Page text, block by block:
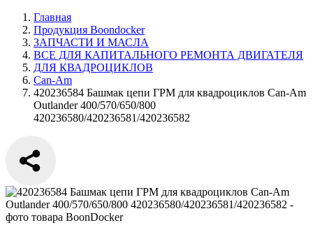
Главная
Продукция Boondocker
ЗАПЧАСТИ И МАСЛА
ВСЕ ДЛЯ КАПИТАЛЬНОГО РЕМОНТА ДВИГАТЕЛЯ
ДЛЯ КВАДРОЦИКЛОВ
Can-Am
420236584 Башмак цепи ГРМ для квадроциклов Can-Am
Outlander 400/570/650/800
420236580/420236581/420236582